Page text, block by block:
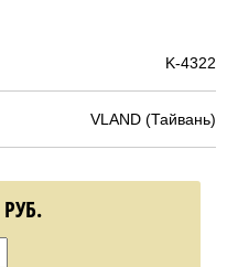
K-4322
VLAND (Тайвань)
РУБ.